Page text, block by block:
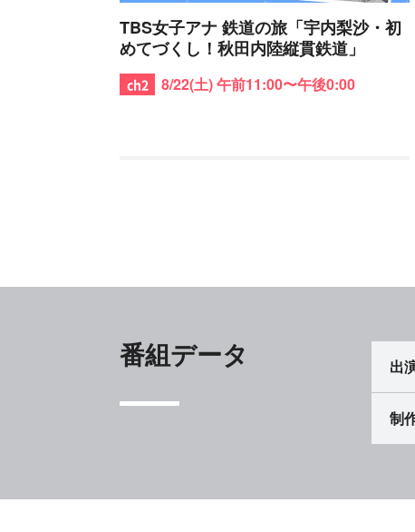
TBS女子アナ 鉄道の旅「宇内梨沙・初
めてづくし！秋田内陸縦貫鉄道」
8/22(土) 午前11:00〜午後0:00
番組データ 出
制